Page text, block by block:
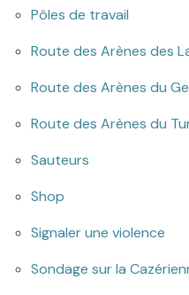
Pôles de travail
Route des Arènes des
Route des Arènes du
Route des Arènes du
Sauteurs
Shop
Signaler une violence
Sondage sur la